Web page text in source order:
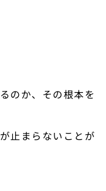
のか、その根本を
止まらないことが